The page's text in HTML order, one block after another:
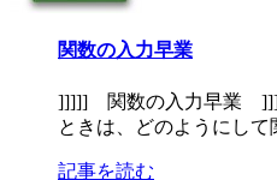
関数の入力早業
]]]]] 関数の入力早業
ときは、どのようにして
記事を読む